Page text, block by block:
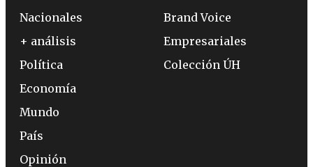
Nacionales
+ análisis
Política
Economía
Mundo
País
Opinión
Brand Voice
Empresariales
Colección ÚH